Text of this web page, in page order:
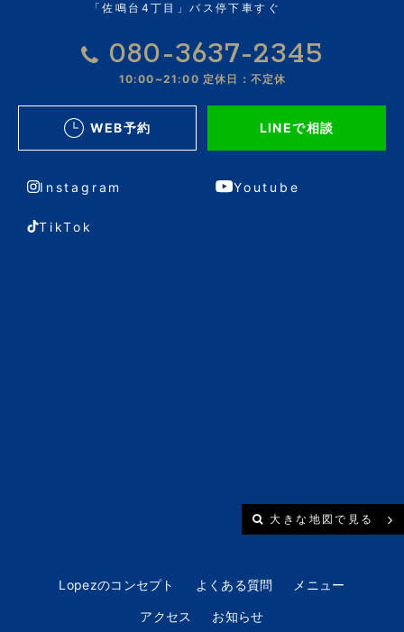
「佐鳴台4丁目」バス停下車すぐ
080-3637-2345
10:00~21:00 定休日：不定休
WEB予約 LINEで相談
Instagram Youtube
TikTok
大きな地図で見る
Lopezのコンセプト よくある質問 メニュー
アクセス お知らせ